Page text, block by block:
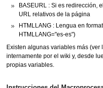
BASEURL : Si es redirección,
URL relativos de la página
HTMLLANG : Lengua en
HTMLLANG="es-es")
Existen algunas variables más
internamente por el wiki y, desde
propias variables.